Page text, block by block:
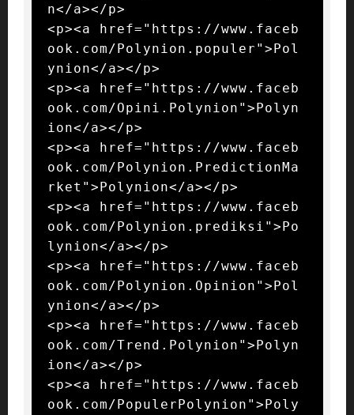
n</a></p>
<p><a href="https://www.faceb
ook.com/Polynion.populer">Pol
ynion</a></p>
<p><a href="https://www.faceb
ook.com/Opini.Polynion">Polyn
ion</a></p>
<p><a href="https://www.faceb
ook.com/Polynion.PredictionMa
rket">Polynion</a></p>
<p><a href="https://www.faceb
ook.com/Polynion.prediksi">Po
lynion</a></p>
<p><a href="https://www.faceb
ook.com/Polynion.Opinion">Pol
ynion</a></p>
<p><a href="https://www.faceb
ook.com/Trend.Polynion">Polyn
ion</a></p>
<p><a href="https://www.faceb
ook.com/PopulerPolynion">Poly